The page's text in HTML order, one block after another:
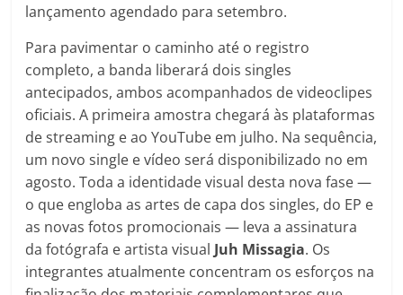
lançamento agendado para setembro.
Para pavimentar o caminho até o registro
completo, a banda liberará dois singles
antecipados, ambos acompanhados de videoclipes
oficiais. A primeira amostra chegará às plataformas
de streaming e ao YouTube em julho. Na sequência,
um novo single e vídeo será disponibilizado no em
agosto. Toda a identidade visual desta nova fase —
o que engloba as artes de capa dos singles, do EP e
as novas fotos promocionais — leva a assinatura
da fotógrafa e artista visual Juh Missagia. Os
integrantes atualmente concentram os esforços na